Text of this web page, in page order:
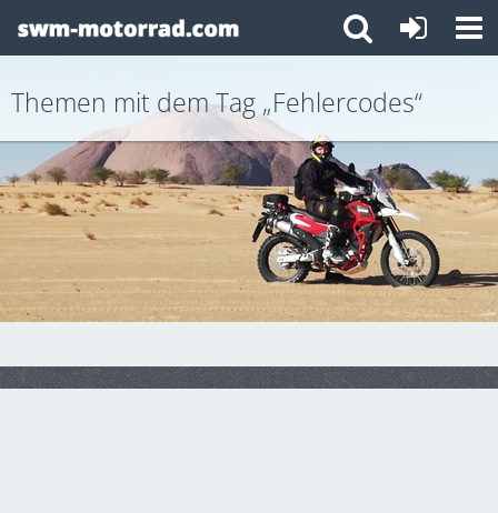
Themen mit dem Tag „Fehlercodes“